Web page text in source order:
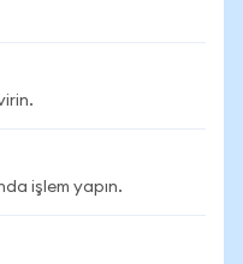
işlem yapın.